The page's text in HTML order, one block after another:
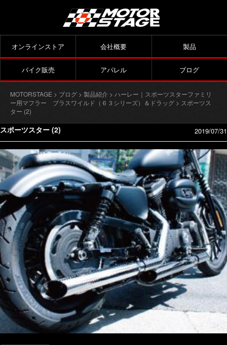
オンラインストア 会社概要 製品
バイク販売 アパレル ブログ
MOTORSTAGE > ブログ > 製品紹介 > ハーレー｜スポーツスターファミリ
ー用マフラー ブラスワイルド（６３シリーズ）＆ドラッグ > スポーツス
ター (2)
スポーツスター (2) 2019/07/31